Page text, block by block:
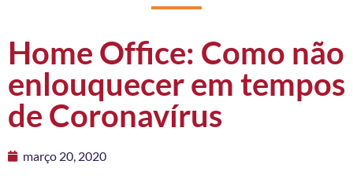
Home Office: Como não
enlouquecer em tempos
de Coronavírus
março 20, 2020